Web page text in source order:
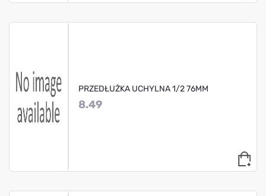
PRZEDŁUŻKA UCHYLNA 1/2 76MM
8.49